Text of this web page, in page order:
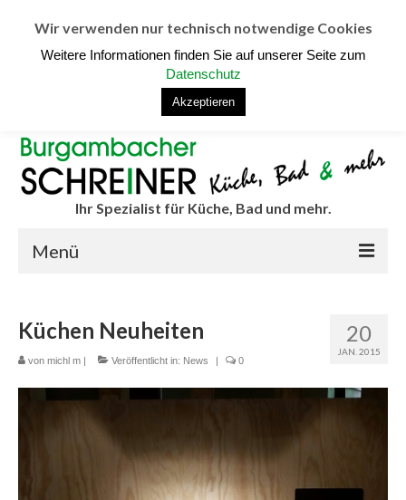
Burgambacher Schreiner, Bauhofstr. 14, 91443 Scheinfeld
Tel.: 09162 923803 – Schausonntage Corona-bedingt nicht
möglich- Individuelle Termine nach Absprache
Ihr Spezialist für Küche, Bad und mehr.
Menü
Küche
Schnäppchen
20
JAN. 2015
Küchen Neuheiten
von michl m | Veröffentlicht in: News | 0
Wir verwenden nur technisch notwendige Cookies
Weitere Informationen finden Sie auf unserer Seite zum
Datenschutz
Akzeptieren